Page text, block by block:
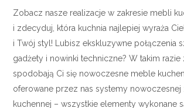
Zobacz nasze realizacje w zakresie mebli
i zdecyduj, która kuchnia najlepiej wyraża
i Twój styl! Lubisz ekskluzywne połączenia
gadżety i nowinki techniczne? W takim razie
spodobają Ci się nowoczesne meble
oferowane przez nas systemy nowoczesnej
kuchennej – wszystkie elementy wykonane